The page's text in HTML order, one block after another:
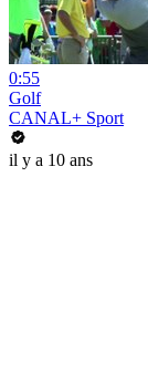
0:55
Golf
CANAL+ Sport
il y a 10 ans